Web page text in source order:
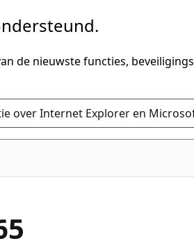
de nieuwste functies,
over Internet Explorer en